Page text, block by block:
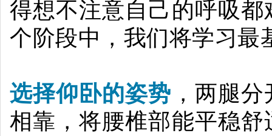
得想不注意自己的呼吸
个阶段中，我们将学习
选择仰卧的姿势 ，两腿
相靠，将腰椎部能平稳